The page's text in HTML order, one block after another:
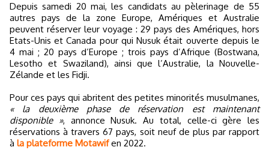
Depuis samedi 20 mai, les candidats au pèlerinage de 55
autres pays de la zone Europe, Amériques et Australie
peuvent réserver leur voyage : 29 pays des Amériques, hors
Etats-Unis et Canada pour qui Nusuk était ouverte depuis le
4 mai ; 20 pays d’Europe ; trois pays d’Afrique (Bostwana,
Lesotho et Swaziland), ainsi que l’Australie, la Nouvelle-
Zélande et les Fidji.
Pour ces pays qui abritent des petites minorités musulmanes,
« la deuxième phase de réservation est maintenant
disponible », annonce Nusuk. Au total, celle-ci gère les
réservations à travers 67 pays, soit neuf de plus par rapport
à la plateforme Motawifen 2022.